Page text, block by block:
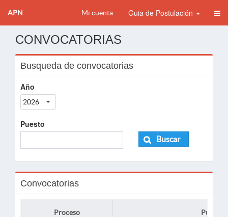
APN Mi cuenta Guia de Postulación
CONVOCATORIAS
Busqueda de convocatorias
Año
2026
Puesto
Buscar
Convocatorias
Proceso Puesto